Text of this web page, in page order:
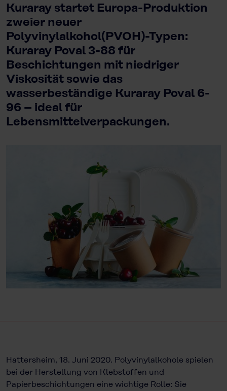
Kuraray startet Europa-Produktion
zweier neuer
Polyvinylalkohol(PVOH)-Typen:
Kuraray Poval 3-88 für
Beschichtungen mit niedriger
Viskosität sowie das
wasserbeständige Kuraray Poval 6-
96 – ideal für
Lebensmittelverpackungen.
Hattersheim, 18. Juni 2020. Polyvinylalkohole spielen
bei der Herstellung von Klebstoffen und
Papierbeschichtungen eine wichtige Rolle: Sie